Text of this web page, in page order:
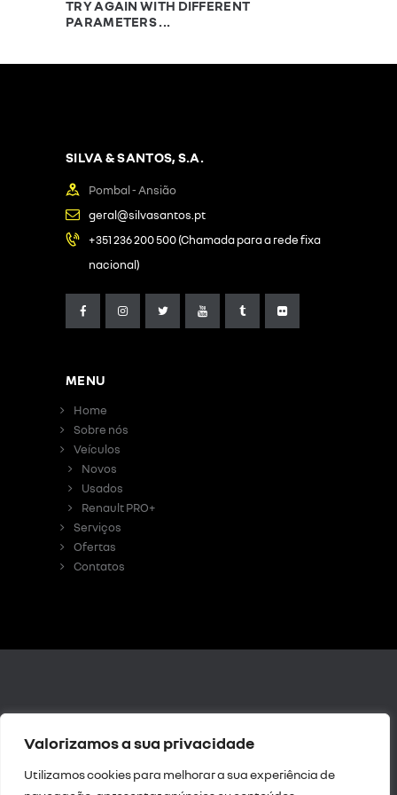
Valorizamos a sua privacidade
Utilizamos cookies para melhorar a sua experiência de
TRY AGAIN WITH DIFFERENT
PARAMETERS ...
SILVA & SANTOS, S.A.
Pombal - Ansião
geral@silvasantos.pt
+351 236 200 500 (Chamada para a rede fixa
nacional)
MENU
Home
Sobre nós
Veículos
Novos
Usados
Renault PRO+
Serviços
Ofertas
Contatos
Reclamações Digital|
Resolução de Litígios